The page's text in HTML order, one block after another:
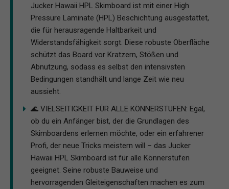
Jucker Hawaii HPL Skimboard ist mit einer High
Pressure Laminate (HPL) Beschichtung ausgestattet,
die für herausragende Haltbarkeit und
Widerstandsfähigkeit sorgt. Diese robuste Oberfläche
schützt das Board vor Kratzern, Stößen und
Abnutzung, sodass es selbst den intensivsten
Bedingungen standhält und lange Zeit wie neu
aussieht.
🌊 VIELSEITIGKEIT FÜR ALLE KÖNNERSTUFEN: Egal,
ob du ein Anfänger bist, der die Grundlagen des
Skimboardens erlernen möchte, oder ein erfahrener
Profi, der neue Tricks meistern will – das Jucker
Hawaii HPL Skimboard ist für alle Könnerstufen
geeignet. Seine robuste Bauweise und
hervorragenden Gleiteigenschaften machen es zum